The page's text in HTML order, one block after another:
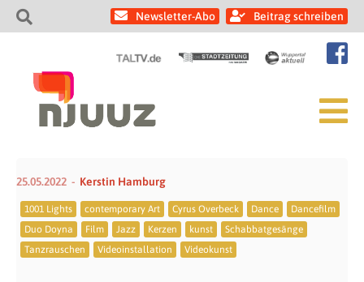
Newsletter-Abo Beitrag schreiben
25.05.2022 Kerstin Hamburg
1001 Lights contemporary Art Cyrus Overbeck Dance
Dancefilm
Duo Doyna
Film Jazz Kerzen kunst
Schabbatgesänge
Tanzrauschen
Videoinstallation Videokunst